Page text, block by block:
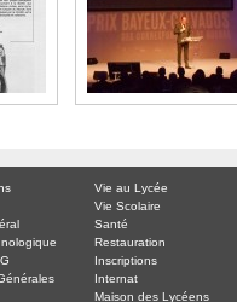
Vie au Lycée
Vie Scolaire
Santé
Restauration
Inscriptions
Internat
Maison des Lycéens